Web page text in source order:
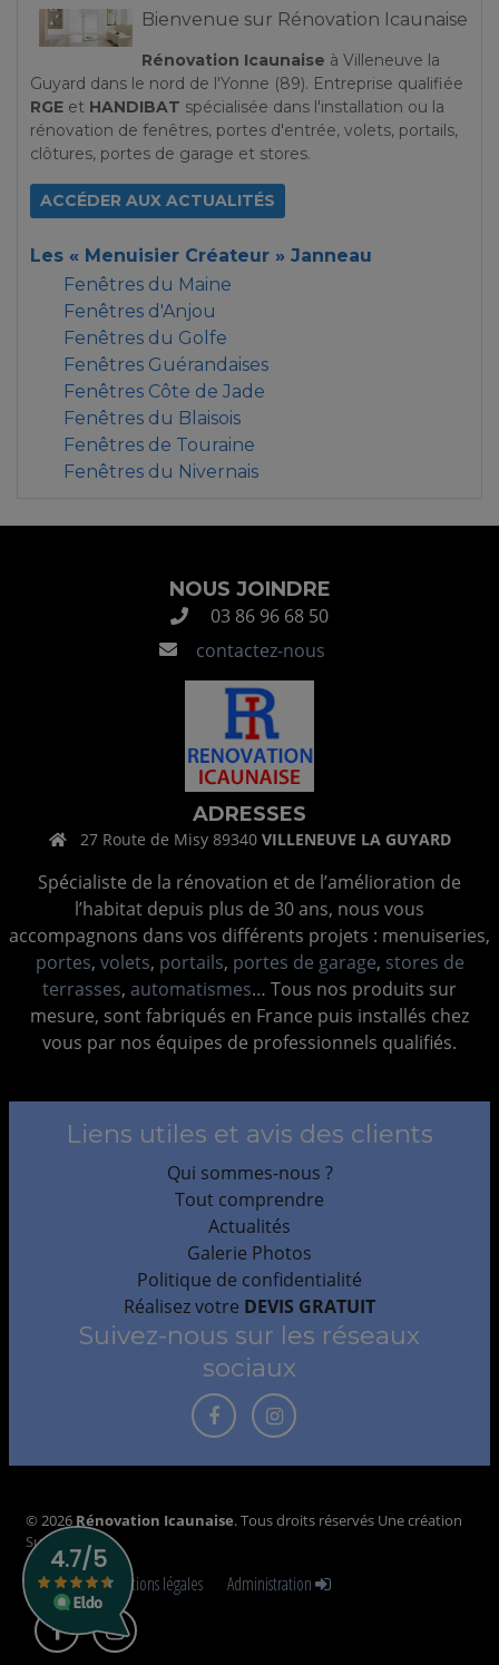
Bienvenue sur Rénovation Icaunaise
Rénovation Icaunaise à Villeneuve la
Guyard dans le nord de l'Yonne (89). Entreprise qualifiée
RGE et HANDIBAT spécialisée dans l'installation ou la
rénovation de fenêtres, portes d'entrée, volets, portails,
clôtures, portes de garage et stores.
ACCÉDER AUX ACTUALITÉS
Les « Menuisier Créateur » Janneau
Fenêtres du Maine
Fenêtres d'Anjou
Fenêtres du Golfe
Fenêtres Guérandaises
Fenêtres Côte de Jade
Fenêtres du Blaisois
Fenêtres de Touraine
Fenêtres du Nivernais
NOUS JOINDRE
03 86 96 68 50
contactez-nous
ADRESSES
27 Route de Misy 89340 VILLENEUVE LA GUYARD
Spécialiste de la rénovation et de l’amélioration de
l’habitat depuis plus de 30 ans, nous vous
accompagnons dans vos différents projets : menuiseries,
portes, volets, portails, portes de garage, stores de
terrasses, automatismes… Tous nos produits sur
mesure, sont fabriqués en France puis installés chez
vous par nos équipes de professionnels qualifiés.
Liens utiles et avis des clients
Qui sommes-nous ?
Tout comprendre
Actualités
Galerie Photos
Politique de confidentialité
Réalisez votre DEVIS GRATUIT
Suivez-nous sur les réseaux
sociaux
© 2026 Rénovation Icaunaise. Tous droits réservés Une création
Sudmédia
Contact Mentions légales Administration